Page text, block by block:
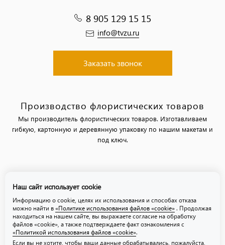
8 905 129 15 15
info@tvzu.ru
Заказать звонок
Производство флористических товаров
Мы производитель флористических товаров. Изготавливаем
гибкую, картонную и деревянную упаковку по нашим макетам и
под ключ.
Политика использования файлов «cookie»
Наш сайт использует cookie
Информацию о cookie, целях их использования и способах отказа
можно найти в «Политике использования файлов «cookie» . Продолжая
находиться на нашем сайте, вы выражаете согласие на обработку
файлов «cookie», а также подтверждаете факт ознакомления с
«Политикой использования файлов «cookie».
Если вы не хотите, чтобы ваши данные обрабатывались, пожалуйста,